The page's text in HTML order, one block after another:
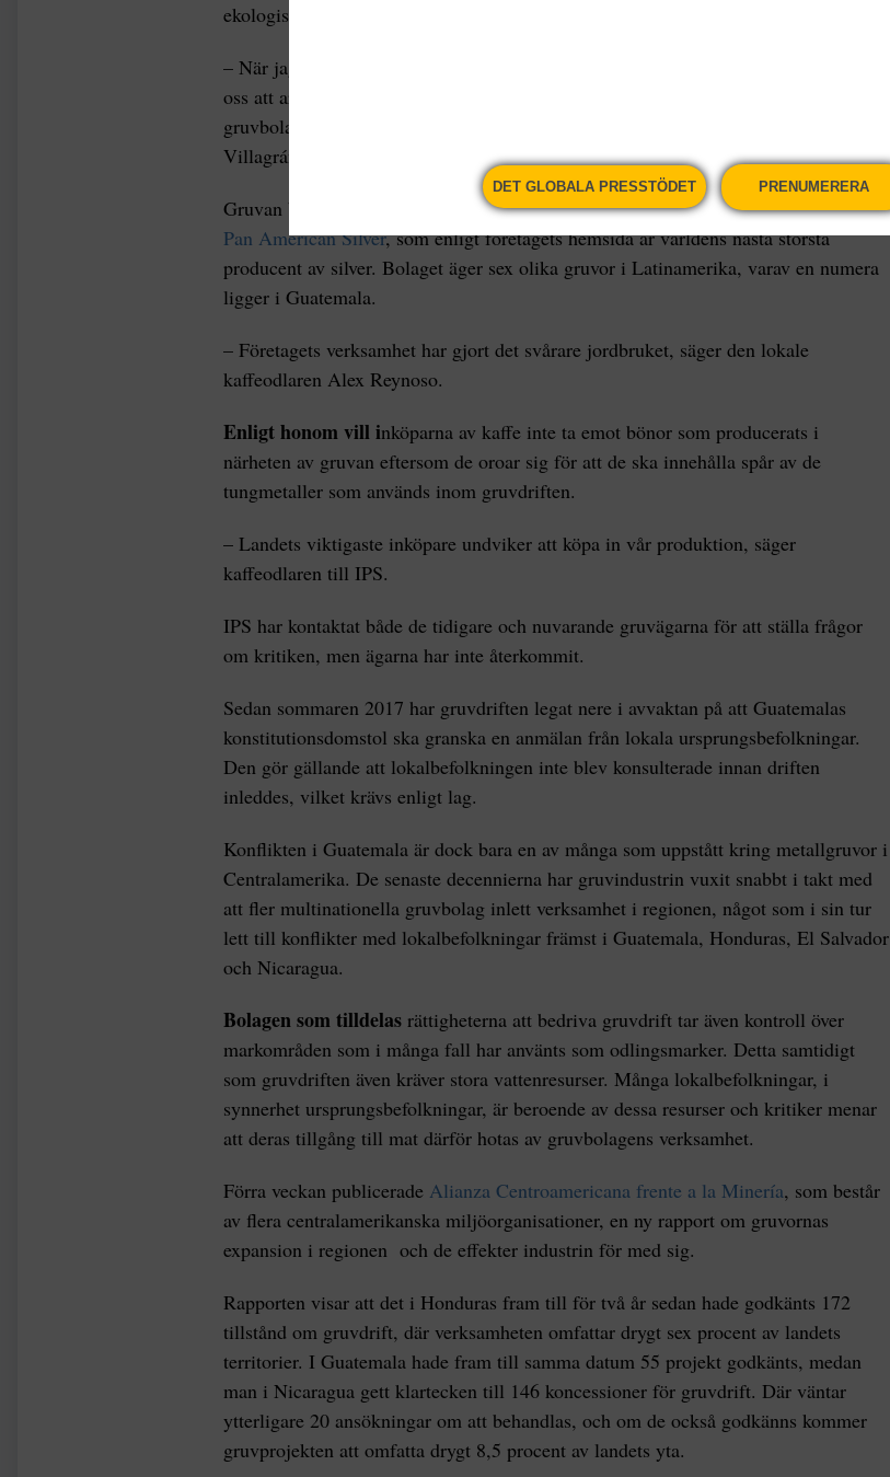
ekologiska mångfalden.
– När jag var liten hyrde min pappa fyra hektar mark och det var en njutning för
oss att arbeta med de stora skördarna. Men när markägaren sålde området till
gruvbolaget kunde min pappa inte längre plantera våra grödor, berättar Lesbia
Villagrán, 28, för IPS.
Gruvan bytte nyligen ägare och tillhör numera ett dotterbolag till det kanadensiska
Pan American Silver, som enligt företagets hemsida är världens nästa största
producent av silver. Bolaget äger sex olika gruvor i Latinamerika, varav en numera
ligger i Guatemala.
– Företagets verksamhet har gjort det svårare jordbruket, säger den lokale
kaffeodlaren Alex Reynoso.
Enligt honom vill inköparna av kaffe inte ta emot bönor som producerats i
närheten av gruvan eftersom de oroar sig för att de ska innehålla spår av de
tungmetaller som används inom gruvdriften.
– Landets viktigaste inköpare undviker att köpa in vår produktion, säger
kaffeodlaren till IPS.
IPS har kontaktat både de tidigare och nuvarande gruvägarna för att ställa frågor
om kritiken, men ägarna har inte återkommit.
Sedan sommaren 2017 har gruvdriften legat nere i avvaktan på att Guatemalas
konstitutionsdomstol ska granska en anmälan från lokala ursprungsbefolkningar.
Den gör gällande att lokalbefolkningen inte blev konsulterade innan driften
inleddes, vilket krävs enligt lag.
Konflikten i Guatemala är dock bara en av många som uppstått kring metallgruvor i
Centralamerika. De senaste decennierna har gruvindustrin vuxit snabbt i takt med
att fler multinationella gruvbolag inlett verksamhet i regionen, något som i sin tur
lett till konflikter med lokalbefolkningar främst i Guatemala, Honduras, El Salvador
och Nicaragua.
Bolagen som tilldelas rättigheterna att bedriva gruvdrift tar även kontroll över
markområden som i många fall har använts som odlingsmarker. Detta samtidigt
som gruvdriften även kräver stora vattenresurser. Många lokalbefolkningar, i
synnerhet ursprungsbefolkningar, är beroende av dessa resurser och kritiker menar
att deras tillgång till mat därför hotas av gruvbolagens verksamhet.
Förra veckan publicerade Alianza Centroamericana frente a la Minería, som består
av flera centralamerikanska miljöorganisationer, en ny rapport om gruvornas
expansion i regionen och de effekter industrin för med sig.
Rapporten visar att det i Honduras fram till för två år sedan hade godkänts 172
tillstånd om gruvdrift, där verksamheten omfattar drygt sex procent av landets
territorier. I Guatemala hade fram till samma datum 55 projekt godkänts, medan
man i Nicaragua gett klartecken till 146 koncessioner för gruvdrift. Där väntar
ytterligare 20 ansökningar om att behandlas, och om de också godkänns kommer
gruvprojekten att omfatta drygt 8,5 procent av landets yta.
DET GLOBALA PRESSTÖDET PRENUMERERA